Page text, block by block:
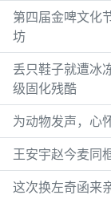
第四届金啤文化
坊
丢只鞋子就遭冰
级固化残酷
为动物发声，心
王安宇赵今麦同
这次换左奇函来